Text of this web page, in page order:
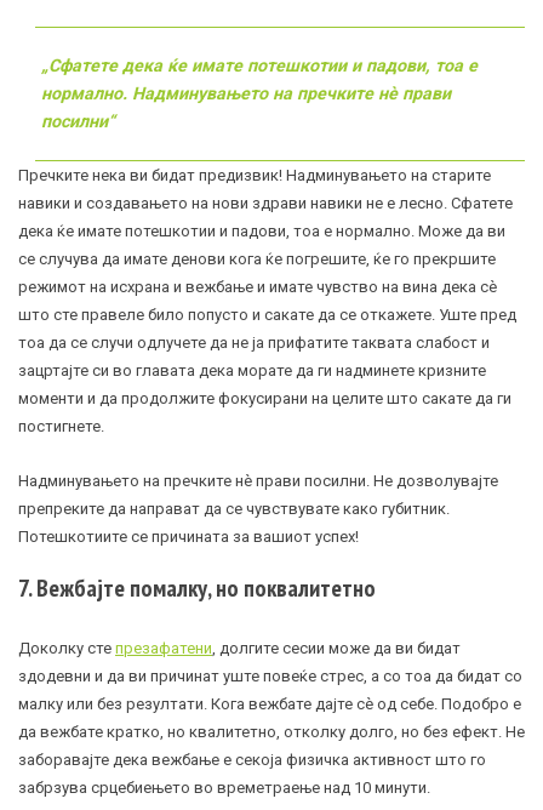
„Сфатете дека ќе имате потешкотии и падови, тоа е
нормално. Надминувањето на пречките нè прави
посилни“
Пречките нека ви бидат предизвик! Надминувањето на старите
навики и создавањето на нови здрави навики не е лесно. Сфатете
дека ќе имате потешкотии и падови, тоа е нормално. Може да ви
се случува да имате денови кога ќе погрешите, ќе го прекршите
режимот на исхрана и вежбање и имате чувство на вина дека сè
што сте правеле било попусто и сакате да се откажете. Уште пред
тоа да се случи одлучете да не ја прифатите таквата слабост и
зацртајте си во главата дека морате да ги надминете кризните
моменти и да продолжите фокусирани на целите што сакате да ги
постигнете.
Надминувањето на пречките нè прави посилни. Не дозволувајте
препреките да направат да се чувствувате како губитник.
Потешкотиите се причината за вашиот успех!
7. Вежбајте помалку, но поквалитетно
Доколку сте презафатени , долгите сесии може да ви бидат
здодевни и да ви причинат уште повеќе стрес, а со тоа да бидат со
малку или без резултати. Кога вежбате дајте сè од себе. Подобро е
да вежбате кратко, но квалитетно, отколку долго, но без ефект. Не
заборавајте дека вежбање е секоја физичка активност што го
забрзува срцебиењето во времетраење над 10 минути.